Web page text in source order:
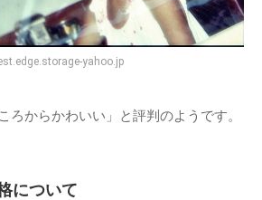
yahoo.jp
ろからかわいい」と評判のようです。
について